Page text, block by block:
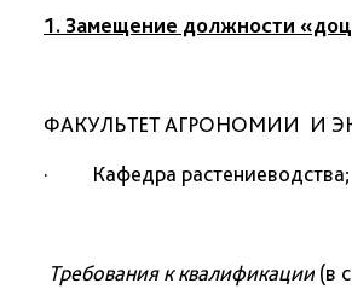
1. Замещение должности
ФАКУЛЬТЕТ АГРОНОМИИ И
· Кафедра растениеводства;
Требования к квалификации (в